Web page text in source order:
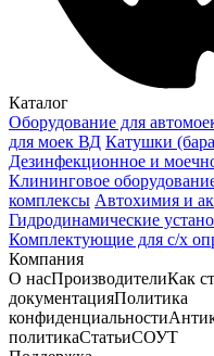
Каталог
Оборудование для
для моек ВД Катушки
Дезинфекционное и
Клининговое
комплексы Автохимия и
Гидродинамические
Комплектующие для с/х
Компания
О насПроизводителиКак
документацияПолитика
конфиденциальности
политикаСтатьиСОУТ